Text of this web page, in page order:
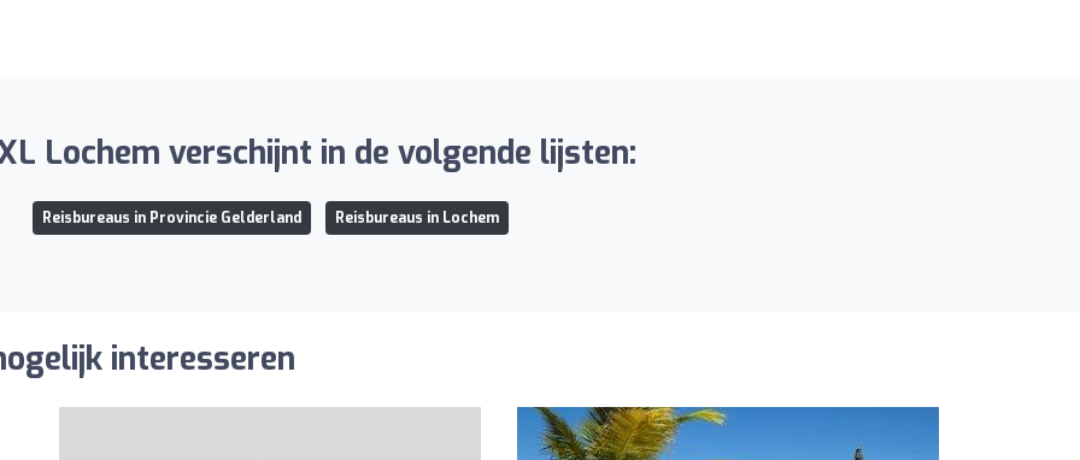
Lochem verschijnt in de volgende lijsten:
Reisbureaus in Provincie Gelderland Reisbureaus in Lochem
interesseren